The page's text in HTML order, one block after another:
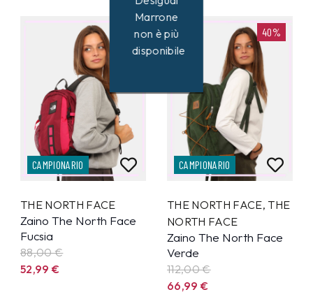
CAMPIONARIO
THE NORTH FACE
Zaino The North Face
Fucsia
88,00 €
52,99€
40%
CAMPIONARIO
THE NORTH FACE, THE
NORTH FACE
Zaino The North Face
Verde
112,00 €
66,99€
Marrone
non è più
disponibile